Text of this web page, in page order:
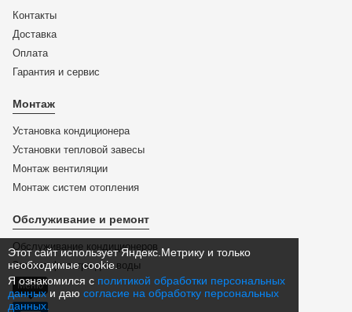
Этот сайт использует Яндекс.Метрику и только
необходимые cookie.
Я ознакомился с политикой обработки персональных
данныхи даю согласие на обработку персональных
данных.
Контакты
Доставка
Оплата
Гарантия и сервис
Монтаж
Установка кондиционера
Установки тепловой завесы
Монтаж вентиляции
Монтаж систем отопления
Обслуживание и ремонт
Обслуживание кондиционеров
Замена фильтра для воды
Меню